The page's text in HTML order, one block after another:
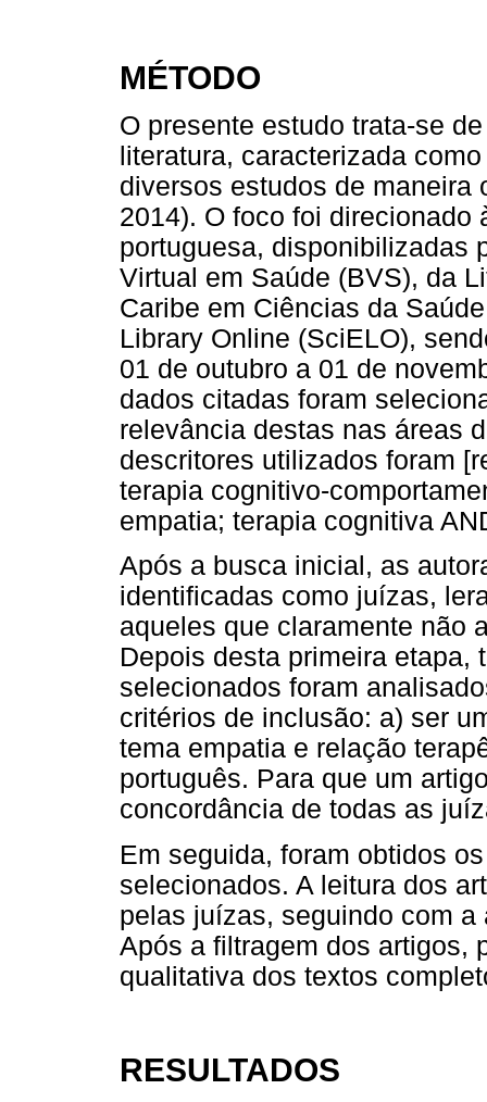
MÉTODO
O presente estudo trata-se
literatura, caracterizada
diversos estudos de maneira
2014). O foco foi
portuguesa, disponibilizadas
Virtual em Saúde (BVS), da
Caribe em Ciências da
Library Online (SciELO),
01 de outubro a 01 de
dados citadas foram
relevância destas nas áreas
descritores utilizados foram
terapia cognitivo-
empatia; terapia cognitiva
Após a busca inicial, as
identificadas como juízas,
aqueles que claramente não
Depois desta primeira etapa,
selecionados foram
critérios de inclusão: a) ser
tema empatia e relação
português. Para que um
concordância de todas as
Em seguida, foram obtidos
selecionados. A leitura dos
pelas juízas, seguindo com
Após a filtragem dos artigos,
qualitativa dos textos
RESULTADOS